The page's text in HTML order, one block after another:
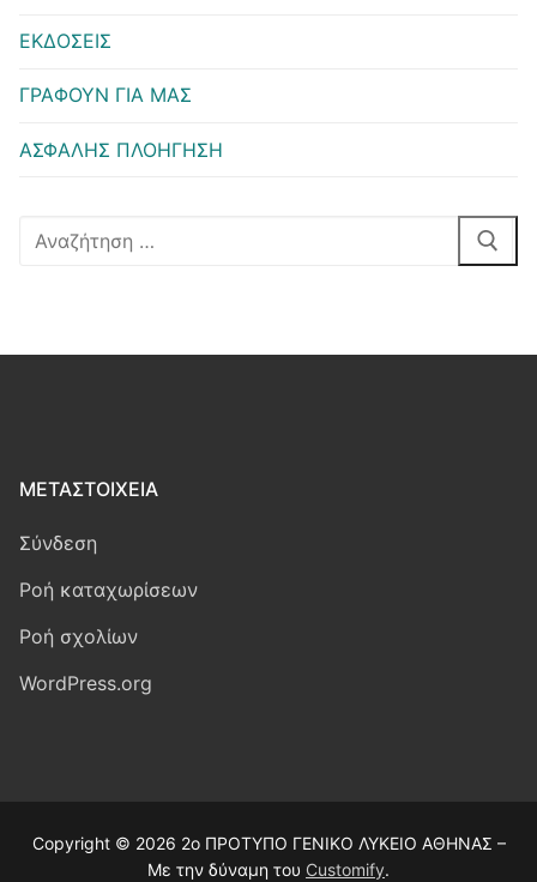
ΕΚΔΟΣΕΙΣ
ΓΡΑΦΟΥΝ ΓΙΑ ΜΑΣ
ΑΣΦΑΛΗΣ ΠΛΟΗΓΗΣΗ
Αναζήτηση
ΜΕΤΑΣΤΟΙΧΕΊΑ
Σύνδεση
Ροή καταχωρίσεων
Ροή σχολίων
WordPress.org
Copyright © 2026 2ο ΠΡΟΤΥΠΟ ΓΕΝΙΚΟ ΛΥΚΕΙΟ ΑΘΗΝΑΣ –
Με την δύναμη του Customify.